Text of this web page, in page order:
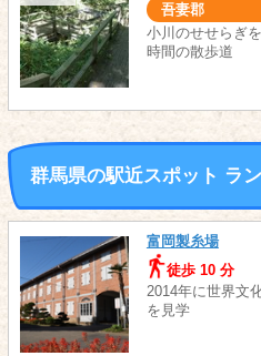
吾妻郡
小川のせせらぎ
時間の散歩道
群馬県の駅近スポット ラ
富岡製糸場
徒歩 10 分
2014年に世界文
を見学